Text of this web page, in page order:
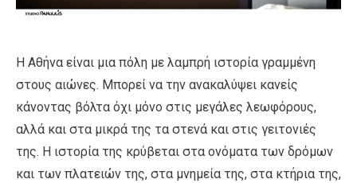
Η Αθήνα είναι μια πόλη με λαμπρή ιστορία γραμμένη
στους αιώνες. Μπορεί να την ανακαλύψει κανείς
κάνοντας βόλτα όχι μόνο στις μεγάλες λεωφόρους,
αλλά και στα μικρά της τα στενά και στις γειτονιές
της. Η ιστορία της κρύβεται στα ονόματα των δρόμων
και των πλατειών της, στα μνημεία της, στα κτήρια της,